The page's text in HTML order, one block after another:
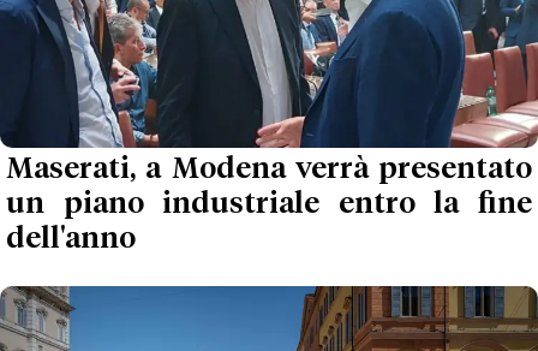
Maserati, a Modena verrà presentato
un piano industriale entro la fine
dell'anno